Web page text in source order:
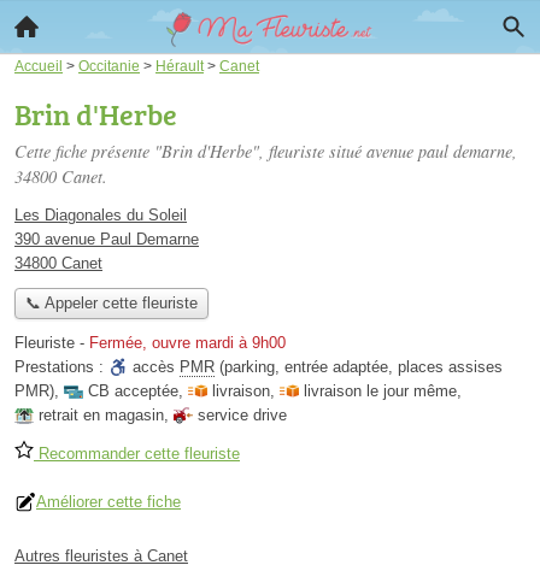
Accueil > Occitanie > Hérault > Canet
Brin d'Herbe
Cette fiche présente "Brin d'Herbe", fleuriste situé avenue paul demarne,
34800 Canet.
Les Diagonales du Soleil
390 avenue Paul Demarne
34800 Canet
📞 Appeler cette fleuriste
Fleuriste - Fermée, ouvre mardi à 9h00
Prestations :
accès PMR (parking, entrée adaptée, places assises
PMR), CB acceptée, livraison, livraison le jour même,
retrait en magasin, service drive
Recommander cette fleuriste
Améliorer cette fiche
Autres fleuristes à Canet